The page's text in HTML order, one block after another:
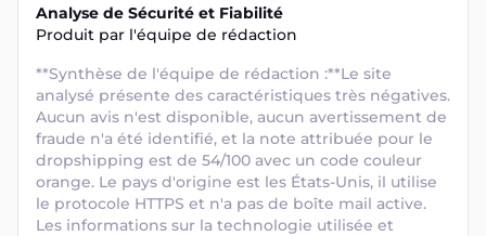
Analyse de Sécurité et Fiabilité
Produit par l'équipe de rédaction
**Synthèse de l'équipe de rédaction :**Le site
analysé présente des caractéristiques très négatives.
Aucun avis n'est disponible, aucun avertissement de
fraude n'a été identifié, et la note attribuée pour le
dropshipping est de 54/100 avec un code couleur
orange. Le pays d'origine est les États-Unis, il utilise
le protocole HTTPS et n'a pas de boîte mail active.
Les informations sur la technologie utilisée et